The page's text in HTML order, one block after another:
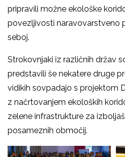
pripravili možne ekološke
povezljivosti naravovarstveno
seboj.
Strokovnjaki iz različnih držav
predstavili še nekatere druge
vidikih sovpadajo s projektom
z načrtovanjem ekoloških
zelene infrastrukture za
posameznih območij.